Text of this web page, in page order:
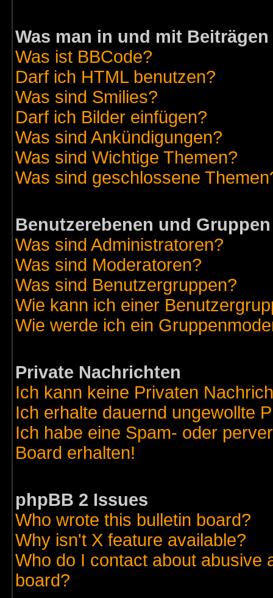
Was man in und mit
Was ist BBCode?
Darf ich HTML benutzen?
Was sind Smilies?
Darf ich Bilder einfügen?
Was sind Ankündigungen?
Was sind Wichtige Themen?
Was sind geschlossene
Benutzerebenen und Gruppen
Was sind Administratoren?
Was sind Moderatoren?
Was sind Benutzergruppen?
Wie kann ich einer
Wie werde ich ein
Private Nachrichten
Ich kann keine Privaten
Ich erhalte dauernd ungewollte
Ich habe eine Spam- oder
Board erhalten!
phpBB 2 Issues
Who wrote this bulletin board?
Why isn't X feature available?
Who do I contact about abusive
board?